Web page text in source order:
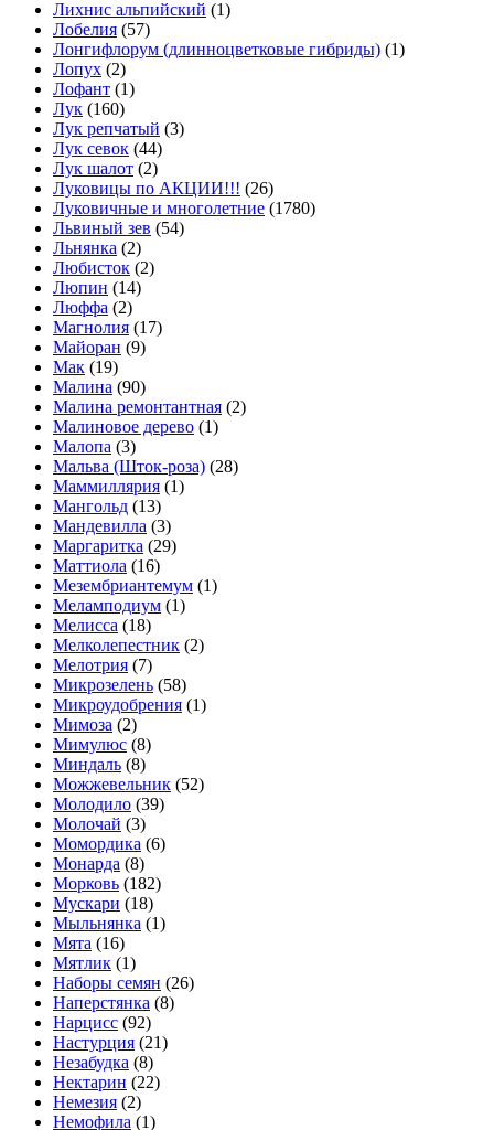
Лихнис альпийский (1)
Лобелия (57)
Лонгифлорум (длинноцветковые гибриды) (1)
Лопух (2)
Лофант (1)
Лук (160)
Лук репчатый (3)
Лук севок (44)
Лук шалот (2)
Луковицы по АКЦИИ!!! (26)
Луковичные и многолетние (1780)
Львиный зев (54)
Льнянка (2)
Любисток (2)
Люпин (14)
Люффа (2)
Магнолия (17)
Майоран (9)
Мак (19)
Малина (90)
Малина ремонтантная (2)
Малиновое дерево (1)
Малопа (3)
Мальва (Шток-роза) (28)
Маммиллярия (1)
Мангольд (13)
Мандевилла (3)
Маргаритка (29)
Маттиола (16)
Мезембриантемум (1)
Меламподиум (1)
Мелисса (18)
Мелколепестник (2)
Мелотрия (7)
Микрозелень (58)
Микроудобрения (1)
Мимоза (2)
Мимулюс (8)
Миндаль (8)
Можжевельник (52)
Молодило (39)
Молочай (3)
Момордика (6)
Монарда (8)
Морковь (182)
Мускари (18)
Мыльнянка (1)
Мята (16)
Мятлик (1)
Наборы семян (26)
Наперстянка (8)
Нарцисс (92)
Настурция (21)
Незабудка (8)
Нектарин (22)
Немезия (2)
Немофила (1)